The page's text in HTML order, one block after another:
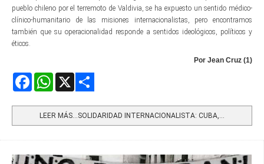
pueblo chileno por el terremoto de Valdivia, se ha expuesto un sentido médico-
clínico-humanitario de las misiones internacionalistas, pero encontramos
también que su operacionalidad responde a sentidos ideológicos, políticos y
éticos.
Por Jean Cruz (1)
FacebookWhatsApp
LEER MÁS…SOLIDARIDAD INTERNACIONALISTA: CUBA,...